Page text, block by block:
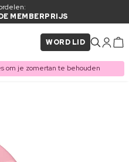
MEMBERPRIJS
WORD LID
om je zomertan te behouden
AAN